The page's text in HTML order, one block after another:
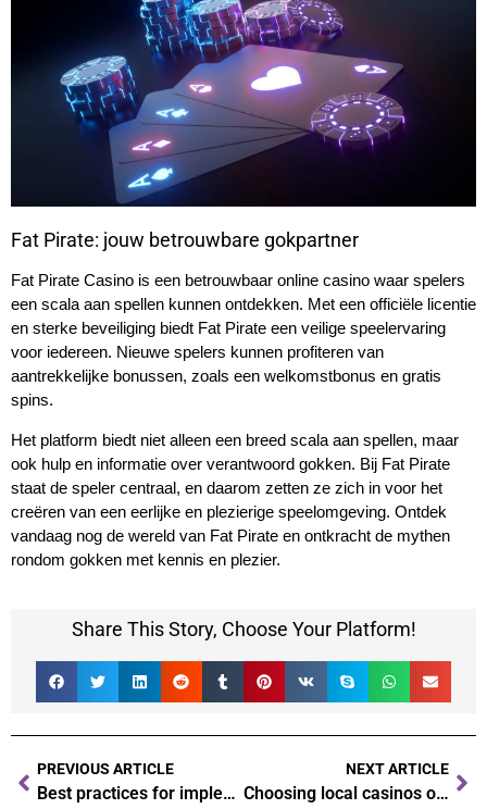
Fat Pirate: jouw betrouwbare gokpartner
Fat Pirate Casino is een betrouwbaar online casino waar spelers
een scala aan spellen kunnen ontdekken. Met een officiële licentie
en sterke beveiliging biedt Fat Pirate een veilige speelervaring
voor iedereen. Nieuwe spelers kunnen profiteren van
aantrekkelijke bonussen, zoals een welkomstbonus en gratis
spins.
Het platform biedt niet alleen een breed scala aan spellen, maar
ook hulp en informatie over verantwoord gokken. Bij Fat Pirate
staat de speler centraal, en daarom zetten ze zich in voor het
creëren van een eerlijke en plezierige speelomgeving. Ontdek
vandaag nog de wereld van Fat Pirate en ontkracht de mythen
rondom gokken met kennis en plezier.
Share This Story, Choose Your Platform!
PREVIOUS ARTICLE
Best practices for implementing stress testing effectively in your organization
NEXT ARTICLE
Choosing local casinos or international ones What factors should you consider